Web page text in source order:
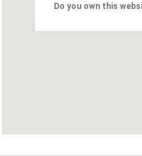
Do you own this